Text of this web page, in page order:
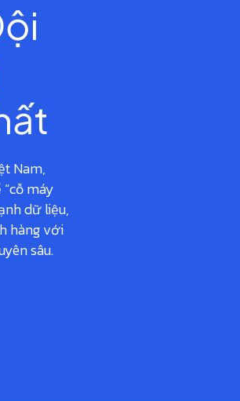
Nam,
máy
dữ liệu,
hàng với
sâu.